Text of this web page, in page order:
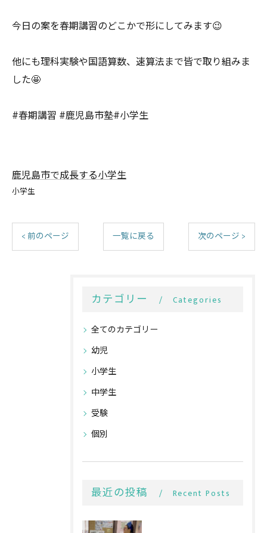
今日の案を春期講習のどこかで形にしてみます😉
他にも理科実験や国語算数、速算法まで皆で取り組みま
した🤩
#春期講習 #鹿児島市塾#小学生
鹿児島市で成長する小学生
小学生
< 前のページ 一覧に戻る 次のページ >
カテゴリー Categories
全てのカテゴリー
幼児
小学生
中学生
受験
個別
最近の投稿 Recent Posts